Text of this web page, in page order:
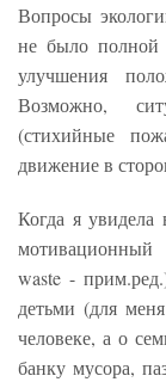
Вопросы
не было полной
улучшения
Возможно,
(стихийные
движение в
Когда я
мотивационный
waste -
детьми (для
человеке, а о
банку мусора,